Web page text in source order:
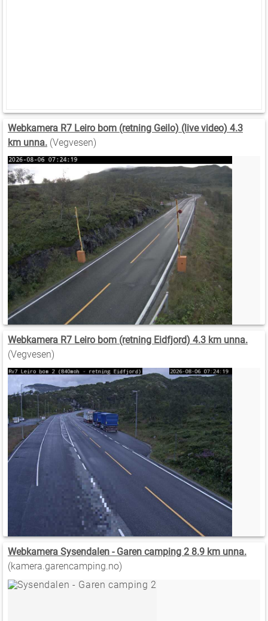
Webkamera R7 Leiro bom (retning Geilo) (live video) 4.3
km unna. (Vegvesen)
Webkamera R7 Leiro bom (retning Eidfjord) 4.3 km unna.
(Vegvesen)
Webkamera Sysendalen - Garen camping 2 8.9 km unna.
(kamera.garencamping.no)